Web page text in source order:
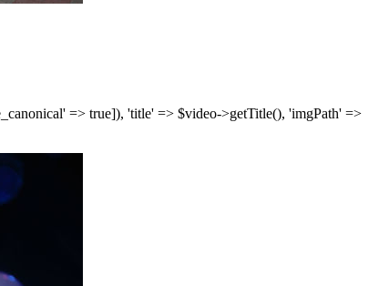
=> true]), 'title' => $video->getTitle(), 'imgPath' =>